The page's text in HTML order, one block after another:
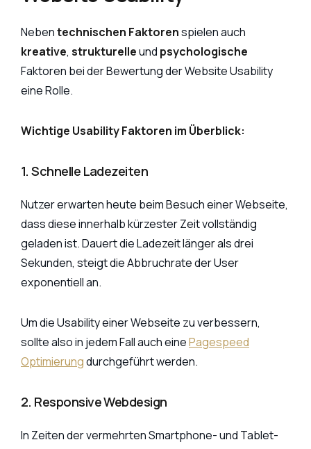
Nebentechnischen Faktorenspielen auch
kreative, strukturelleund psychologische
Faktoren bei der Bewertung der Website Usability
eine Rolle.
Wichtige Usability Faktoren im Überblick:
1. Schnelle Ladezeiten
Nutzer erwarten heute beim Besuch einer Webseite,
dass diese innerhalb kürzester Zeit vollständig
geladen ist. Dauert die Ladezeit länger als drei
Sekunden, steigt die Abbruchrate der User
exponentiell an.
Um die Usability einer Webseite zu verbessern,
sollte also in jedem Fall auch einePagespeed
Optimierungdurchgeführt werden.
2. Responsive Webdesign
In Zeiten der vermehrten Smartphone- und Tablet-